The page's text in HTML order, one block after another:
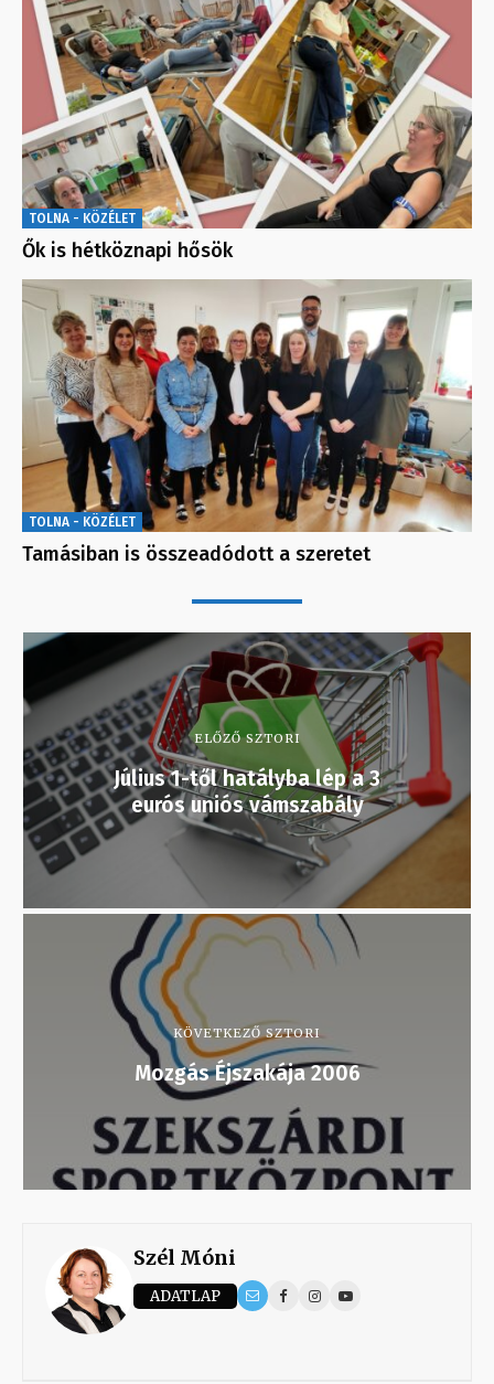
TOLNA - KÖZÉLET
Ők is hétköznapi hősök
TOLNA - KÖZÉLET
Tamásiban is összeadódott a szeretet
ELŐZŐ SZTORI
Július 1-től hatályba lép a 3
eurós uniós vámszabály
KÖVETKEZŐ SZTORI
Mozgás Éjszakája 2006
Szél Móni
ADATLAP